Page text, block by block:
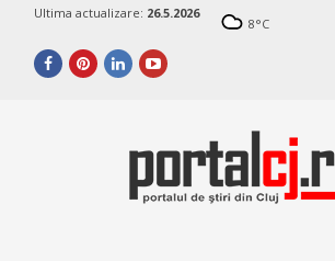
Ultima actualizare: 26.5.2026
8°C